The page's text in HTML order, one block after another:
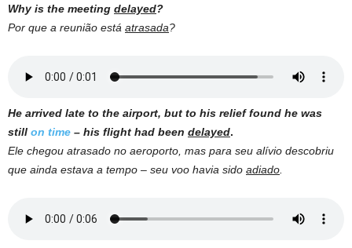
Why is the meeting delayed?
Por que a reunião está atrasada?
He arrived late to the airport, but to his relief found he was
still on time – his flight had been delayed.
Ele chegou atrasado no aeroporto, mas para seu alívio descobriu
que ainda estava a tempo – seu voo havia sido adiado